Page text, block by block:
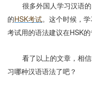
很多外国人学习汉语
的HSK考试。这个时候，
考试用的语法建议在HSK
看了以上的文章，相
习哪种汉语语法了吧？